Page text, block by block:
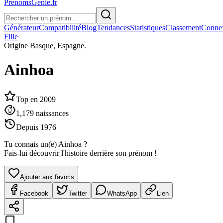
PrenomsGenie.fr
GénérateurCompatibilitéBlogTendancesStatistiquesClassement
Fille
Origine Basque, Espagne.
Ainhoa
Top en 2009
1,179 naissances
Depuis 1976
Tu connais un(e) Ainhoa ?
Fais-lui découvrir l'histoire derrière son prénom !
Ajouter aux favoris
Facebook Twitter WhatsApp Lien